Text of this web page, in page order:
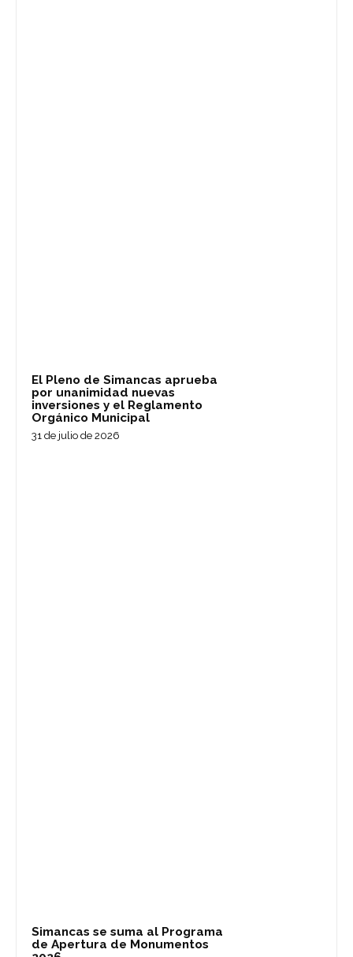
El Pleno de Simancas aprueba
por unanimidad nuevas
inversiones y el Reglamento
Orgánico Municipal
31 de julio de 2026
Simancas se suma al Programa
de Apertura de Monumentos